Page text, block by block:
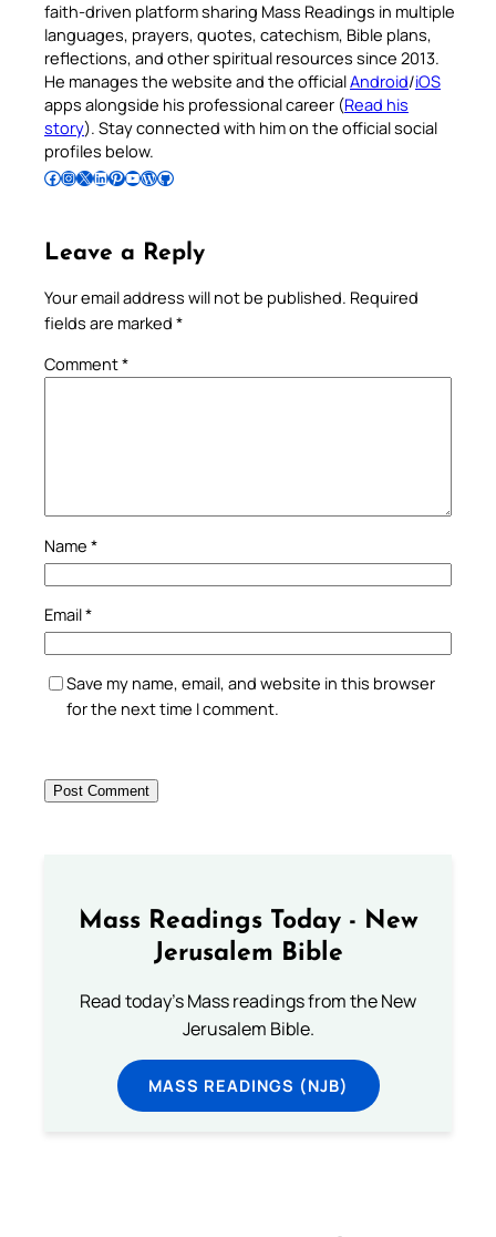
faith-driven platform sharing Mass Readings in multiple
languages, prayers, quotes, catechism, Bible plans,
reflections, and other spiritual resources since 2013.
He manages the website and the officialAndroid/iOS
apps alongside his professional career (Read his
story). Stay connected with him on the official social
profiles below.
Follow Pradeep on Facebook Follow Pradeep on InstagramFollow Pradeep on X Follow Pradeep on LinkedIn Follow Pradeep on Pinterest Subscribe to Pradeep’s Youtube Channel Follow Pradeep on WordPress Follow Pradeep on GitHub
Leave a Reply
Your email address will not be published. Required
fields are marked *
Comment*
Name *
Email*
Save my name, email, and website in this browser
for the next time I comment.
Mass Readings Today - New
Jerusalem Bible
Read today's Mass readings from the New
Jerusalem Bible.
MASS READINGS (NJB)